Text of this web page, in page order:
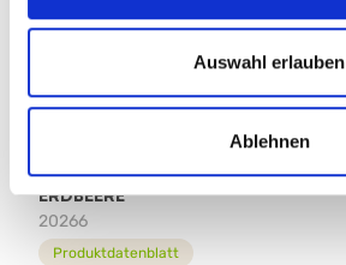
Auswahl erlauben
Ablehnen
ERDBEERE
20266
Produktdatenblatt